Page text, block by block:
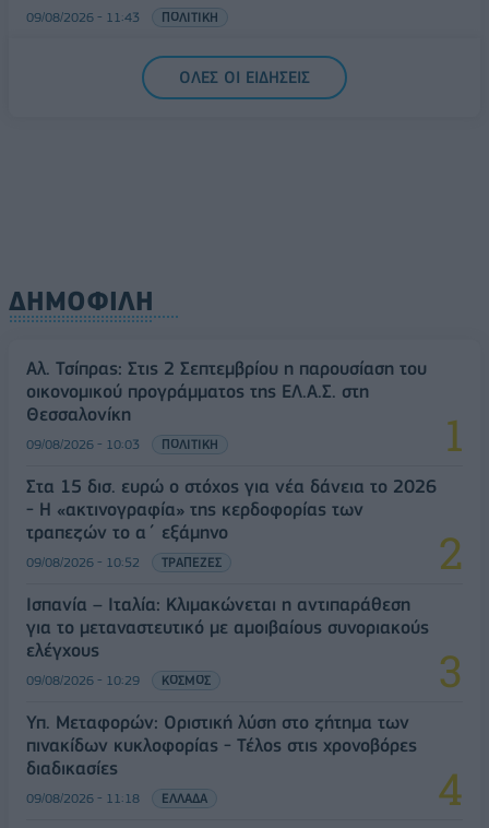
09/08/2026 - 11:43 ΠΟΛΙΤΙΚΗ
Υπ. Μεταφορών: Οριστική λύση στο ζήτημα των
πινακίδων κυκλοφορίας - Τέλος στις χρονοβόρες
ΟΛΕΣ ΟΙ ΕΙΔΗΣΕΙΣ
ΔΗΜΟΦΙΛΗ
Αλ. Τσίπρας: Στις 2 Σεπτεμβρίου η παρουσίαση του
οικονομικού προγράμματος της ΕΛ.Α.Σ. στη
Θεσσαλονίκη
09/08/2026 - 10:03 ΠΟΛΙΤΙΚΗ
Στα 15 δισ. ευρώ ο στόχος για νέα δάνεια το 2026
- Η «ακτινογραφία» της κερδοφορίας των
τραπεζών το α΄ εξάμηνο
09/08/2026 - 10:52 ΤΡΑΠΕΖΕΣ
Ισπανία – Ιταλία: Κλιμακώνεται η αντιπαράθεση
για το μεταναστευτικό με αμοιβαίους συνοριακούς
ελέγχους
09/08/2026 - 10:29 ΚΟΣΜΟΣ
Υπ. Μεταφορών: Οριστική λύση στο ζήτημα των
πινακίδων κυκλοφορίας - Τέλος στις χρονοβόρες
διαδικασίες
09/08/2026 - 11:18 ΕΛΛΑΔΑ